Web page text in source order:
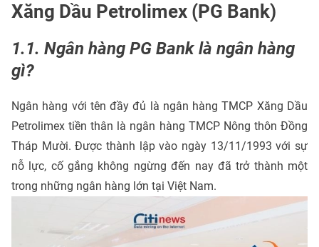
Xăng Dầu Petrolimex (PG Bank)
1.1. Ngân hàng PG Bank là ngân hàng
gì?
Ngân hàng với tên đầy đủ là ngân hàng TMCP Xăng Dầu
Petrolimex tiền thân là ngân hàng TMCP Nông thôn Đồng
Tháp Mười. Được thành lập vào ngày 13/11/1993 với sự
nỗ lực, cố gắng không ngừng đến nay đã trở thành một
trong những ngân hàng lớn tại Việt Nam.